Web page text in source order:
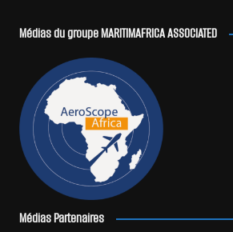
Médias du groupe MARITIMAFRICA ASSOCIATED
Médias Partenaires